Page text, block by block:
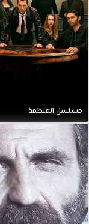
مسلسل المنظمة